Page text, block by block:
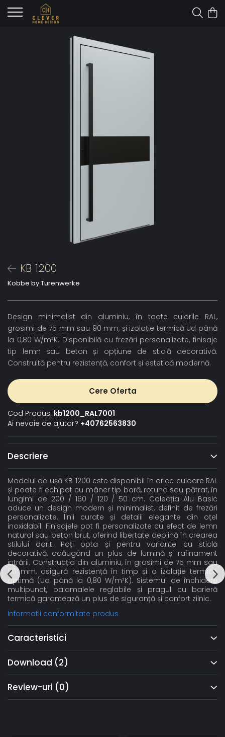
KB 1200
Kobbe by Turenwerke
Design minimalist din aluminiu, în toate culorile RAL,
grosimi de 75 mm sau 90 mm, și izolație termică Ud până
la 0,80 W/m²K. Disponibilă cu frezări personalizate, finisaje
tip lemn sau beton și opțiune de sticlă decorativă.
Construită pentru rezistență, confort și estetică modernă.
Cere Oferta
Cod Produs: kb1200_RAL7001
Ai nevoie de ajutor? +40762563830
Descriere
Modelul de ușă KB 1200 este disponibil în orice culoare RAL
și poate fi echipat cu mâner tip bară, rotund sau pătrat, în
lungimi de 200 / 160 / 120 / 50 cm. Colecția Alu Basic
aduce un design modern și minimalist, definit de frezări
personalizate, linii curate și detalii elegante din oțel
inoxidabil. Finisajele pot fi personalizate cu efect de lemn
natural sau beton brut, oferind libertate deplină în crearea
stilului dorit. Poți opta și pentru variante cu sticlă
decorativă, adăugând un plus de lumină și rafinament
intrării. Construcția din aluminiu, în grosimi de 75 mm sau
90 mm, asigură rezistență în timp și o izolație termică
optimă (Ud până la 0,80 W/m²K). Sistemul de închidere
multipunct, balamalele reglabile și pragul cu barieră
termică garantează un plus de siguranță și confort zilnic.
Informatii conformitate produs
Caracteristici
Download (2)
Review-uri (0)